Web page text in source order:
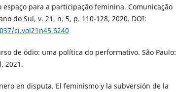
espaço para a participação feminina. Comunicação
do Sul, v. 21, n. 5, p. 110-128, 2020. DOI:
ci.vol21n45.6240
de ódio: uma política do performativo. São Paulo:
2021.
en disputa. El feminismo y la subversión de la